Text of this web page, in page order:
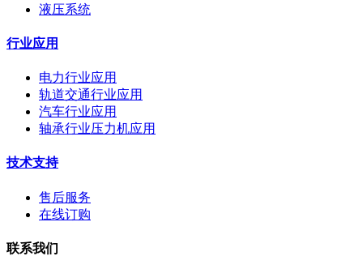
液压系统
行业应用
电力行业应用
轨道交通行业应用
汽车行业应用
轴承行业压力机应用
技术支持
售后服务
在线订购
联系我们